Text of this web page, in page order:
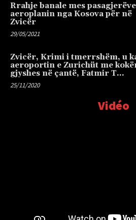
Rrahje banale mes
aeroplanin nga Kosova për në
Zvicër
29/05/2021
Zvicër, Krimi i tmerrshëm, u
aeroportin e Zurichüt me
gjyshes në çantë, Fatmir T…
25/11/2020
Vidéo